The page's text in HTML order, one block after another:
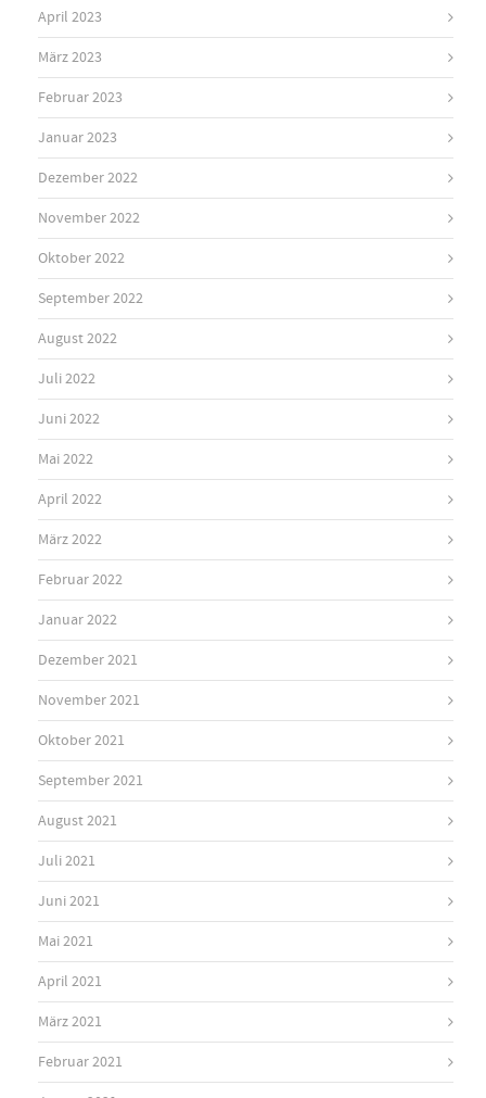
April 2023
März 2023
Februar 2023
Januar 2023
Dezember 2022
November 2022
Oktober 2022
September 2022
August 2022
Juli 2022
Juni 2022
Mai 2022
April 2022
März 2022
Februar 2022
Januar 2022
Dezember 2021
November 2021
Oktober 2021
September 2021
August 2021
Juli 2021
Juni 2021
Mai 2021
April 2021
März 2021
Februar 2021